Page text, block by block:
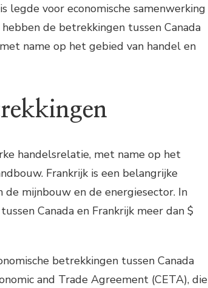
legde voor economische samenwerking
de betrekkingen tussen Canada
name op het gebied van handel en
handelsrelatie, met name op het
Frankrijk is een belangrijke
de mijnbouw en de energiesector. In
Canada en Frankrijk meer dan $
betrekkingen tussen Canada
and Trade Agreement (CETA), die